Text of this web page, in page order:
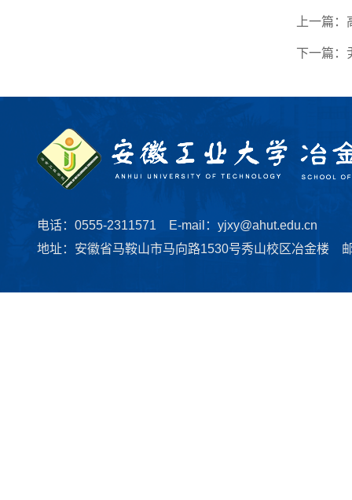
上一篇：
下一篇：
电话：0555-2311571 E-mail：yjxy@ahut.edu.cn
地址：安徽省马鞍山市马向路1530号秀山校区冶金楼